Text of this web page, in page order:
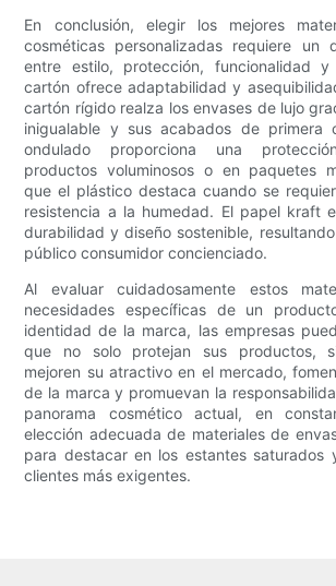
En conclusión, elegir los mejores
cosméticas personalizadas requiere un
entre estilo, protección, funcionalidad y
cartón ofrece adaptabilidad y
cartón rígido realza los envases de lujo
inigualable y sus acabados de primera
ondulado proporciona una
productos voluminosos o en paquetes
que el plástico destaca cuando se
resistencia a la humedad. El papel kraft
durabilidad y diseño sostenible,
público consumidor concienciado.
Al evaluar cuidadosamente estos
necesidades específicas de un
identidad de la marca, las empresas
que no solo protejan sus productos,
mejoren su atractivo en el mercado,
de la marca y promuevan la
panorama cosmético actual, en
elección adecuada de materiales de
para destacar en los estantes saturados
clientes más exigentes.